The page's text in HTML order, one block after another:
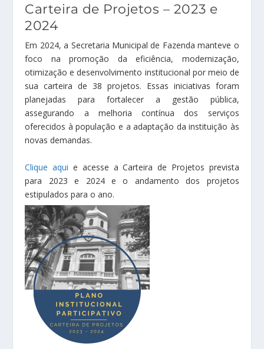
Carteira de Projetos – 2023 e
2024
Em 2024, a Secretaria Municipal de Fazenda manteve o
foco na promoção da eficiência, modernização,
otimização e desenvolvimento institucional por meio de
sua carteira de 38 projetos. Essas iniciativas foram
planejadas para fortalecer a gestão pública,
assegurando a melhoria contínua dos serviços
oferecidos à população e a adaptação da instituição às
novas demandas.
Clique aqui e acesse a Carteira de Projetos prevista
para 2023 e 2024 e o andamento dos projetos
estipulados para o ano.